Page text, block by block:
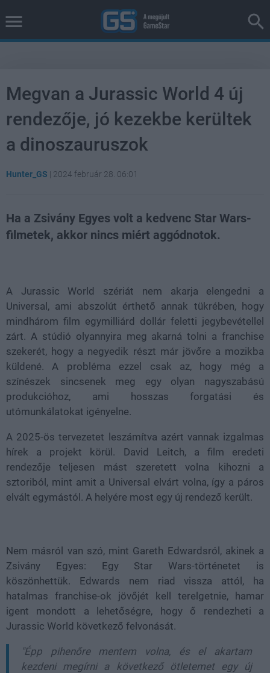
Megvan a Jurassic World 4 új
rendezője, jó kezekbe kerültek
a dinoszauruszok
Hunter_GS | 2024 február 28. 06:01
Ha a Zsivány Egyes volt a kedvenc Star Wars-
filmetek, akkor nincs miért aggódnotok.
A Jurassic World szériát nem akarja elengedni a
Universal, ami abszolút érthető annak tükrében, hogy
mindhárom film egymilliárd dollár feletti jegybevétellel
zárt. A stúdió olyannyira meg akarná tolni a franchise
szekerét, hogy a negyedik részt már jövőre a mozikba
küldené. A probléma ezzel csak az, hogy még a
színészek sincsenek meg egy olyan nagyszabású
produkcióhoz, ami hosszas forgatási és
utómunkálatokat igényelne.
A 2025-ös tervezetet leszámítva azért vannak izgalmas
hírek a projekt körül. David Leitch, a film eredeti
rendezője teljesen mást szeretett volna kihozni a
sztoriból, mint amit a Universal elvárt volna, így a páros
elvált egymástól. A helyére most egy új rendező került.
Nem másról van szó, mint Gareth Edwardsról, akinek a
Zsivány Egyes: Egy Star Wars-történetet is
köszönhettük. Edwards nem riad vissza attól, ha
hatalmas franchise-ok jövőjét kell terelgetnie, hamar
igent mondott a lehetőségre, hogy ő rendezheti a
Jurassic World következő felvonását.
"Épp pihenőre mentem volna, és el akartam
kezdeni megírni a következő ötletemet egy új